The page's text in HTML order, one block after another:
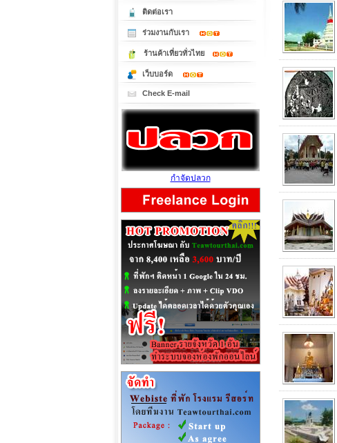
ติดต่อเรา
ร่วมงานกับเรา
ร้านค้าเที่ยวทั่วไทย
เว็บบอร์ด
Check E-mail
กำจัดปลวก